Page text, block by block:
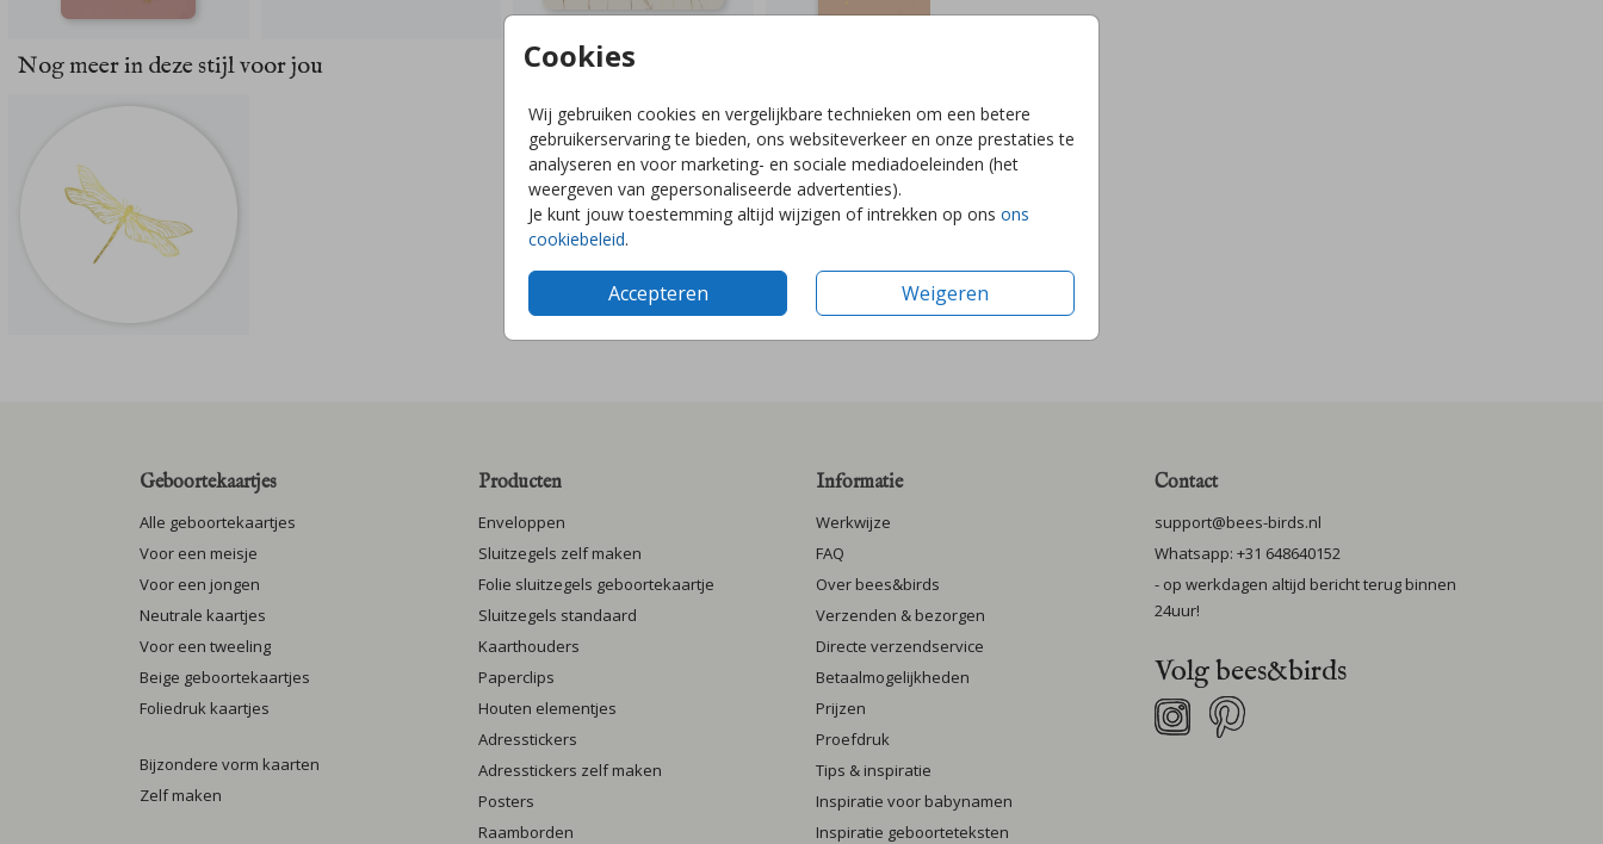
Cookies
Wij gebruiken cookies en vergelijkbare technieken om een betere
gebruikerservaring te bieden, ons websiteverkeer en onze prestaties te
analyseren en voor marketing- en sociale mediadoeleinden (het
weergeven van gepersonaliseerde advertenties).
Je kunt jouw toestemming altijd wijzigen of intrekken op ons ons
cookiebeleid.
Accepteren Weigeren
Nog meer in deze stijl voor jou
Geboortekaartjes
Alle geboortekaartjes
Voor een meisje
Voor een jongen
Neutrale kaartjes
Voor een tweeling
Beige geboortekaartjes
Foliedruk kaartjes
Bijzondere vorm kaarten
Zelf maken
Producten
Enveloppen
Sluitzegels zelf maken
Folie sluitzegels geboortekaartje
Sluitzegels standaard
Kaarthouders
Paperclips
Houten elementjes
Adresstickers
Adresstickers zelf maken
Posters
Raamborden
Informatie
Werkwijze
FAQ
Over bees&birds
Verzenden & bezorgen
Directe verzendservice
Betaalmogelijkheden
Prijzen
Proefdruk
Tips & inspiratie
Inspiratie voor babynamen
Inspiratie geboorteteksten
Contact
support@bees-birds.nl
Whatsapp: +31 648640152
- op werkdagen altijd bericht terug binnen
24uur!
Volg bees&birds